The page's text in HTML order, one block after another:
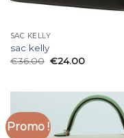
SAC KELLY
sac kelly
€36.00 €24.00
Promo !